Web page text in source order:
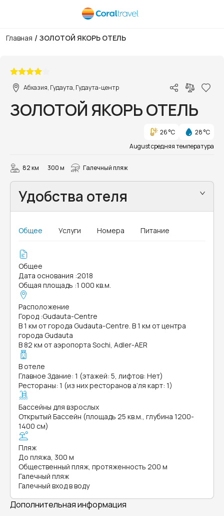
Главная / ЗОЛОТОЙ ЯКОРЬ ОТЕЛЬ
Абхазия, Гудаута, Гудаута-центр
ЗОЛОТОЙ ЯКОРЬ ОТЕЛЬ
26 °C
28 °C
August средняя температура
82 км 300 м Галечный пляж
Удобства отеля
Общее Услуги Номера Питание
Общее
Дата основания :2018
Общая площадь :1 000 кв.м.
Расположение
Город :Gudauta-Centre
В 1 км от города Gudauta-Centre. В 1 км от центра
города Gudauta
В 82 км от аэропорта Sochi, Adler-AER
В отеле
Главное Здание: 1 (этажей: 5, лифтов: Нет)
Рестораны: 1 (из них ресторанов а’ля карт: 1)
Бассейны для взрослых
Открытый Бассейн (площадь 25 кв.м., глубина 1200-
1400 см)
Пляж
До пляжа, 300 м
Общественный пляж, протяженность 200 м
Галечный пляж
Галечный вход в воду
Дополнительная информация